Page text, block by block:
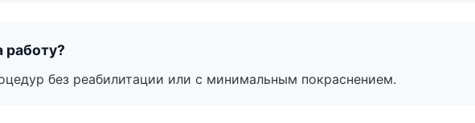
работу?
без реабилитации или с минимальным покраснением.